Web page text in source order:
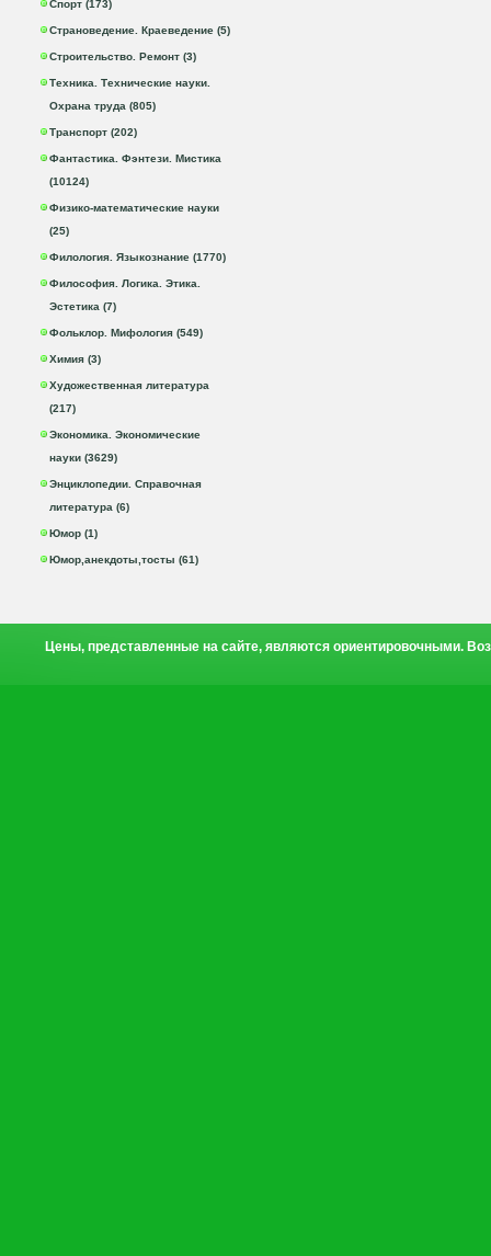
Спорт (173)
Страноведение. Краеведение (5)
Строительство. Ремонт (3)
Техника. Технические науки.
Охрана труда (805)
Транспорт (202)
Фантастика. Фэнтези. Мистика
(10124)
Физико-математические науки
(25)
Филология. Языкознание (1770)
Философия. Логика. Этика.
Эстетика (7)
Фольклор. Мифология (549)
Химия (3)
Художественная литература
(217)
Экономика. Экономические
науки (3629)
Энциклопедии. Справочная
литература (6)
Юмор (1)
Юмор,анекдоты,тосты (61)
Цены, представленные на сайте, являются ориентировочными.